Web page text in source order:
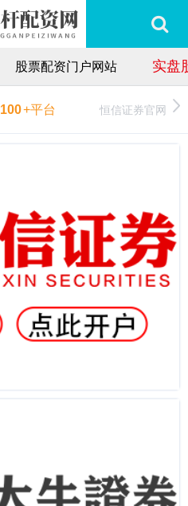
股票配资门户网站 实盘
100+平台 恒信证券官网